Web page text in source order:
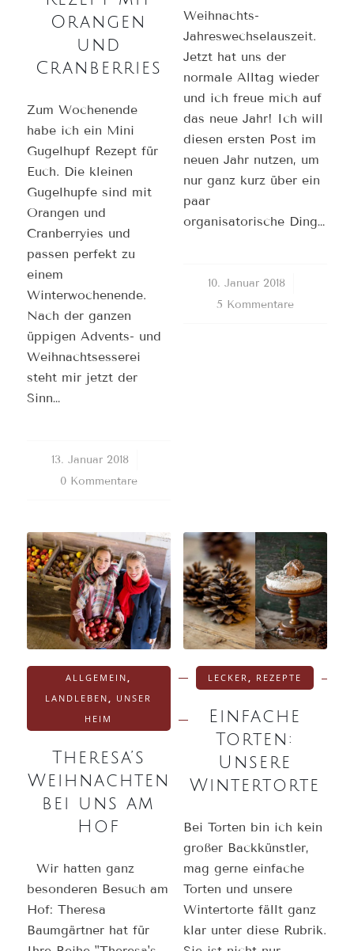
Orangen
und
Cranberries
Zum Wochenende
habe ich ein Mini
Gugelhupf Rezept für
Euch. Die kleinen
Gugelhupfe sind mit
Orangen und
Cranberryies und
passen perfekt zu
einem
Winterwochenende.
Nach der ganzen
üppigen Advents- und
Weihnachtsesserei
steht mir jetzt der
Sinn…
13. Januar 2018
/
0 Kommentare
Weihnachts-
Jahreswechselauszeit.
Jetzt hat uns der
normale Alltag wieder
und ich freue mich auf
das neue Jahr! Ich will
diesen ersten Post im
neuen Jahr nutzen, um
nur ganz kurz über ein
paar
organisatorische Dinge…
10. Januar 2018
/
5 Kommentare
ALLGEMEIN,
LANDLEBEN, UNSER
HEIM
Theresa’s
Weihnachten
bei uns am
Hof
Wir hatten ganz
besonderen Besuch am
Hof: Theresa
Baumgärtner hat für
LECKER, REZEPTE
Einfache
Torten:
Unsere
Wintertorte
Bei Torten bin ich kein
großer Backkünstler,
mag gerne einfache
Torten und unsere
Wintertorte fällt ganz
klar unter diese Rubrik.